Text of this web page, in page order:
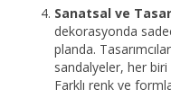
Sanatsal ve
dekorasyonda
planda.
sandalyeler, her biri
Farklı renk ve